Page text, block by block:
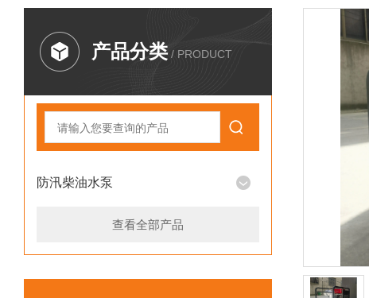
产品分类 / PRODUCT
防汛柴油水泵
查看全部产品